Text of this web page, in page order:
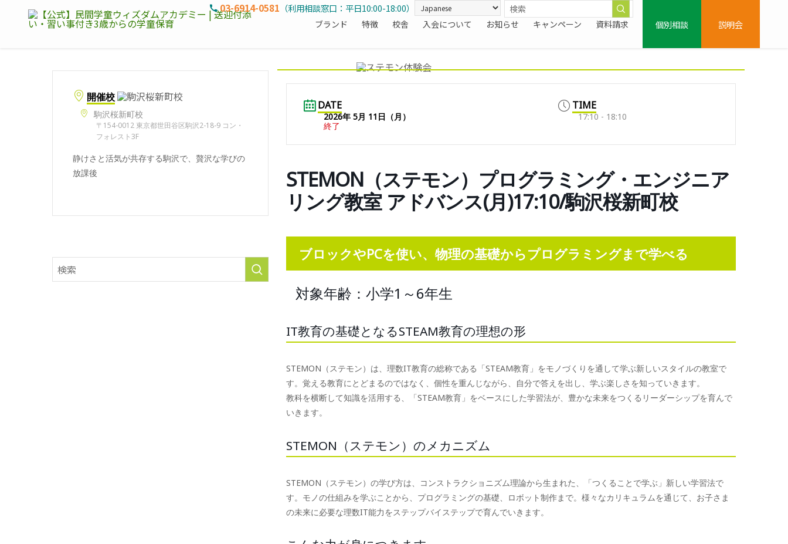
ブランド 特徴 校舎 入会について お知らせ キャンペーン 資料請求
03-6914-0581 （利用相談窓口：平日10:00-18:00）
個別相談
説明会
開催校
駒沢桜新町校
〒154-0012 東京都世田谷区駒沢2-18-9 コン・
フォレスト3F
静けさと活気が共存する駒沢で、贅沢な学びの
放課後
DATE
2026年 5月 11日（月）
終了
TIME
17:10 - 18:10
STEMON（ステモン）プログラミング・エンジニア
リング教室 アドバンス(月)17:10/駒沢桜新町校
ブロックやPCを使い、物理の基礎からプログラミングまで学べる
対象年齢：小学1～6年生
IT教育の基礎となるSTEAM教育の理想の形
STEMON（ステモン）は、理数IT教育の総称である「STEAM教育」をモノづくりを通して学ぶ新しいスタイルの教室で
す。覚える教育にとどまるのではなく、個性を重んじながら、自分で答えを出し、学ぶ楽しさを知っていきます。
教科を横断して知識を活用する、「STEAM教育」をベースにした学習法が、豊かな未来をつくるリーダーシップを育んで
いきます。
STEMON（ステモン）のメカニズム
STEMON（ステモン）の学び方は、コンストラクショニズム理論から生まれた、「つくることで学ぶ」新しい学習法で
す。モノの仕組みを学ぶことから、プログラミングの基礎、ロボット制作まで。様々なカリキュラムを通じて、お子さま
の未来に必要な理数IT能力をステップバイステップで育んでいきます。